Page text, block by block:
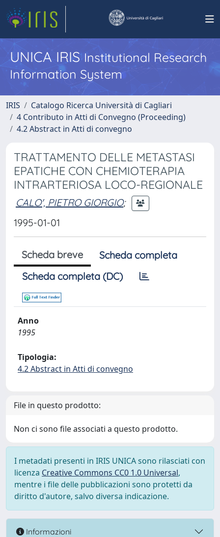
UNICA IRISInstitutional Research
Information System
IRIS
Catalogo Ricerca Università di Cagliari
4 Contributo in Atti di Convegno (Proceeding)
4.2 Abstract in Atti di convegno
TRATTAMENTO DELLE METASTASI
EPATICHE CON CHEMIOTERAPIA
INTRARTERIOSA LOCO-REGIONALE
CALO', PIETRO GIORGIO;
1995-01-01
Scheda breve
Scheda completa
Scheda completa (DC)
Anno
1995
Tipologia:
4.2 Abstract in Atti di convegno
File in questo prodotto:
Non ci sono file associati a questo prodotto.
I metadati presenti in IRIS UNICA sono rilasciati con
licenza Creative Commons CC0 1.0 Universal,
mentre i file delle pubblicazioni sono protetti da
diritto d'autore, salvo diversa indicazione.
Informazioni